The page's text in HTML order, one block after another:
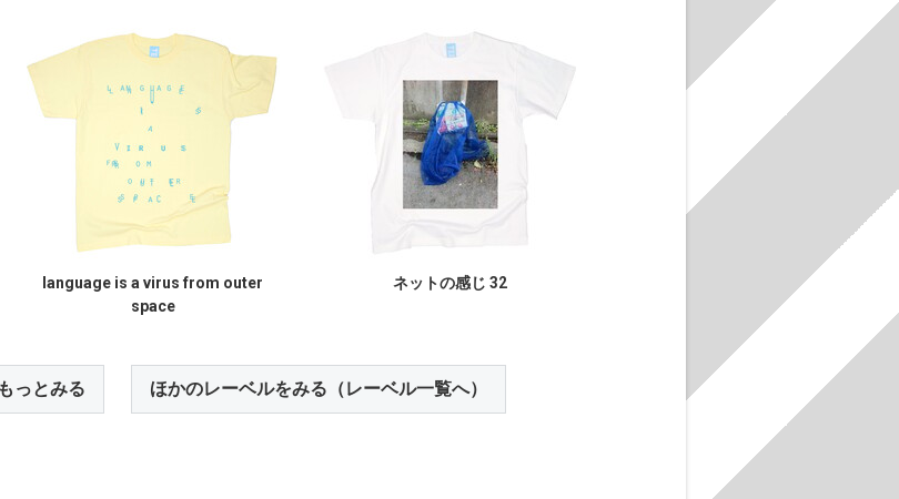
language is a virus from outer
space
ネットの感じ 32
っとみる ほかのレーベルをみる（レーベル一覧へ）